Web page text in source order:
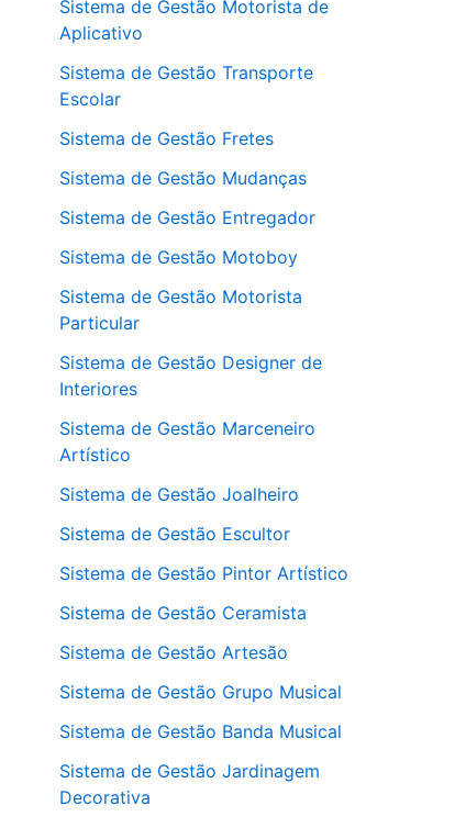
Sistema de Gestão Motorista de
Aplicativo
Sistema de Gestão Transporte
Escolar
Sistema de Gestão Fretes
Sistema de Gestão Mudanças
Sistema de Gestão Entregador
Sistema de Gestão Motoboy
Sistema de Gestão Motorista
Particular
Sistema de Gestão Designer de
Interiores
Sistema de Gestão Marceneiro
Artístico
Sistema de Gestão Joalheiro
Sistema de Gestão Escultor
Sistema de Gestão Pintor Artístico
Sistema de Gestão Ceramista
Sistema de Gestão Artesão
Sistema de Gestão Grupo Musical
Sistema de Gestão Banda Musical
Sistema de Gestão Jardinagem
Decorativa